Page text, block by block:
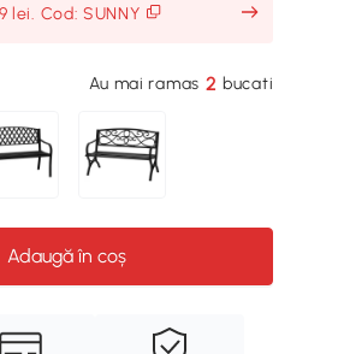
lei. Cod: SUNNY
Au mai ramas 2bucati
Adaugă în coș